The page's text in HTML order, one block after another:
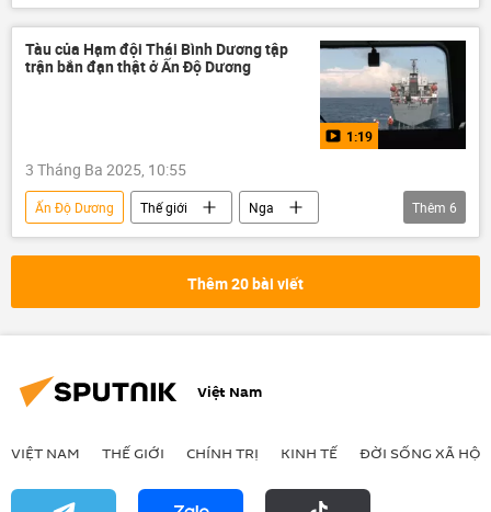
Bộ Công Thương
Hoa Kỳ
EU
Kinh tế
Trung Quốc
Ấn Độ
Á-Thái Bình Dương
quan hệ
Donald Trump
xuất nhập khẩu
BRICS
WTO quan hệ quốc tế
Tàu của Hạm đội Thái Bình Dương tập
trận bắn đạn thật ở Ấn Độ Dương
1:19
3 Tháng Ba 2025, 10:55
Ấn Độ Dương Thế giới
Nga
Hạm đội Thái Bình Dương
cuộc tập trận
Bộ Quốc phòng Nga
Multimedia
Video
Thêm 6
Thêm 20 bài viết
Việt Nam
VIỆT NAM THẾ GIỚI CHÍNH TRỊ KINH TẾ ĐỜI SỐNG XÃ HỘI